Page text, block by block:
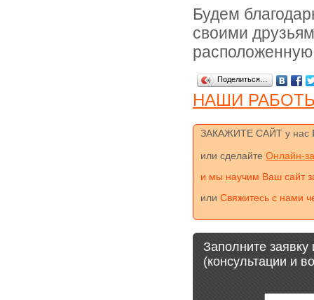
Будем
своими
Поделиться…
НАШИ
ЗАКАЖИТЕ САЙТ у нас
или сделайте Онлайн-
и мы научим Ваш сайт
или Свяжитесь с нами
Заполните
(консультации и